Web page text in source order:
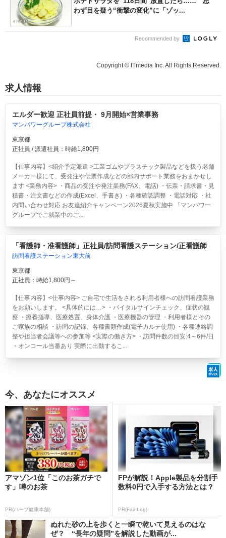
わず目を疑う“衝撃の変化”に「ゾッ...
Recommended by
Copyright © ITmedia Inc. All Rights Reserved.
求人情報
エルダー歓迎 正社員前提・ 9月開始×営業事務
マンパワーグループ株式会社
東京都
正社員 / 派遣社員：時給1,800円
【仕事内容】<紹介予定派遣 >工業ゴムやプラスチック製品などを扱う老舗
メーカー様にて、受発注や伝票作成などの部内サポート業務をおまかせし
ます <業務内容> ・商品の受注や発注業務(FAX、電話) ・伝票・請求書・見
積書・注文書などの作成(Excel、手書き) ・各種確認調整 ・電話対応 ・社
内問い合わせ対応 お友達紹介キャンペーン2026夏秋実施中 「マンパワー
グループでご就業中のご...
「看護師・准看護師」正社員/訪問看護ステーション/正看護師
訪問看護ステーション東大前
東京都
正社員：時給1,800円～
【仕事内容】<仕事内容> ご自宅で生活をされる利用者様への訪問看護業務
をお願いします。 <具体的には…> ・バイタルサインチェック、症状の観
察 ・療養指導、医療処置、身体介護 ・医療機器の管理 ・利用者様とその
ご家族の相談 ・訪問の記録、各種書類作成(電子カルテ使用) ・各種連絡調
整や担当者会議等への参加等 <実際の働き方> ・訪問件数の目安:4～6件/日
・オンコール当番あり 実際に出動するこ...
今、あなたにオススメ
アマゾン1位「このお茶ガチで
す」噂のお茶
PR(ハーブ健康本舗)
FPが解説！Apple製品を分割手
数料0円で入手する方法とは？
PR(Fav-Log)
ぬれた砂の上を歩くと一瞬で乾いて見えるのはな
ぜ？ “長年の疑問”を解説した動画が...